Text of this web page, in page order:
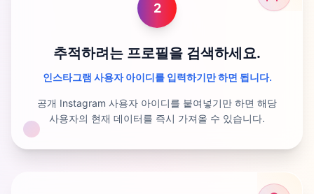
2
추적하려는 프로필을 검색하세요.
인스타그램 사용자 아이디를 입력하기만 하면 됩니다.
공개 Instagram 사용자 아이디를 붙여넣기만 하면 해당
사용자의 현재 데이터를 즉시 가져올 수 있습니다.